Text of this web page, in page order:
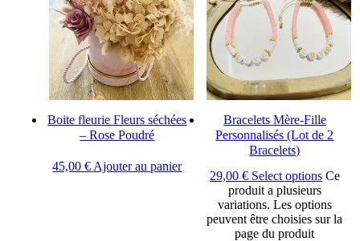
Boite fleurie Fleurs séchées
– Rose Poudré
45,00€ Ajouter au panier
Bracelets Mère-Fille
Personnalisés (Lot de 2
Bracelets)
29,00 € Select options Ce
produit a plusieurs
variations. Les options
peuvent être choisies sur la
page du produit